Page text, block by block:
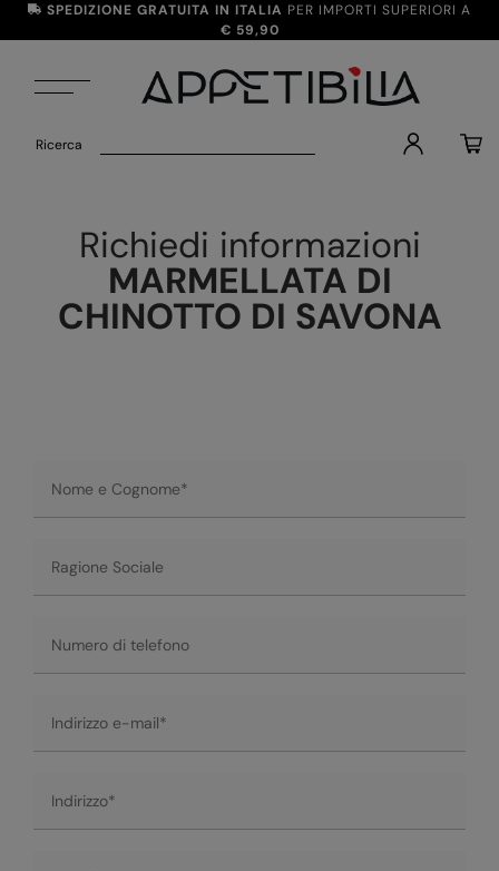
SPEDIZIONE GRATUITA IN ITALIA PER IMPORTI SUPERIORI A
€ 59,90
Ricerca
Richiedi informazioni
MARMELLATA DI
CHINOTTO DI SAVONA